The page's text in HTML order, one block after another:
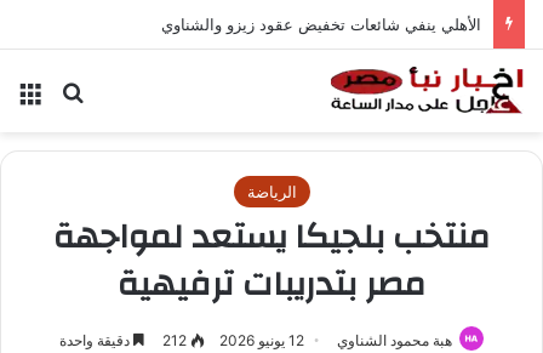
الأهلي ينفي شائعات تخفيض عقود زيزو والشناوي
بحث
الرياضة
منتخب بلجيكا يستعد لمواجهة
مصر بتدريبات ترفيهية
هبة محمود الشناوي 12 يونيو 2026 212 دقيقة واحدة